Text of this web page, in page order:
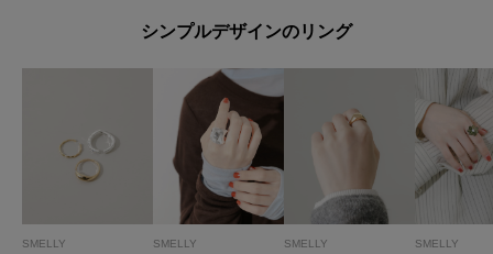
シンプルデザインのリング
SMELLY SMELLY SMELLY SMELLY